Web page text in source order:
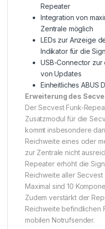
Repeater
Integration von
Zentrale möglich
LEDs zur Anzeige
Indikator für die
USB-Connector
von Updates
Einheitliches ABUS
Erweiterung des
Der Secvest Funk-
Zusatzmodul für die
kommt insbesondere
Reichweite eines oder
zur Zentrale nicht
Repeater erhöht die
Reichweite aller Secvest
Maximal sind 10
Zudem verstärkt der
Reichweite befindlichen
mobilen Notrufsender.